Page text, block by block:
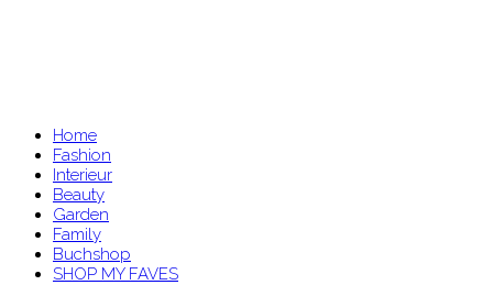
Home
Fashion
Interieur
Beauty
Garden
Family
Buchshop
SHOP MY FAVES